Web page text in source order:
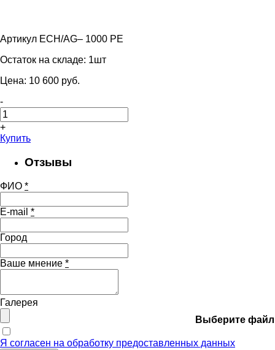
Артикул ECH/AG– 1000 PE
Остаток на складе: 1шт
Цена: 10 600 pуб.
-
+
Купить
Отзывы
ФИО *
E-mail *
Город
Ваше мнение *
Галерея
Выберите файл
Я согласен на обработку предоставленных данных